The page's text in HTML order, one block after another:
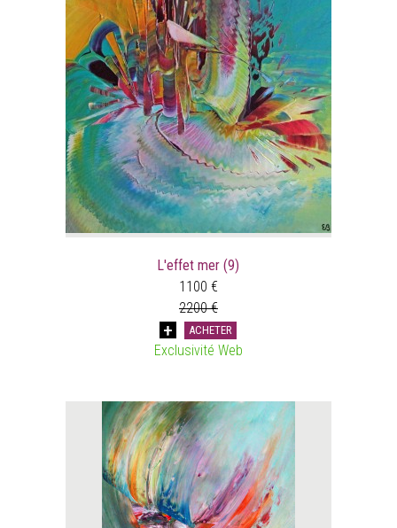
L'effet mer (9)
1100 €
2200 €
ACHETER
Exclusivité Web